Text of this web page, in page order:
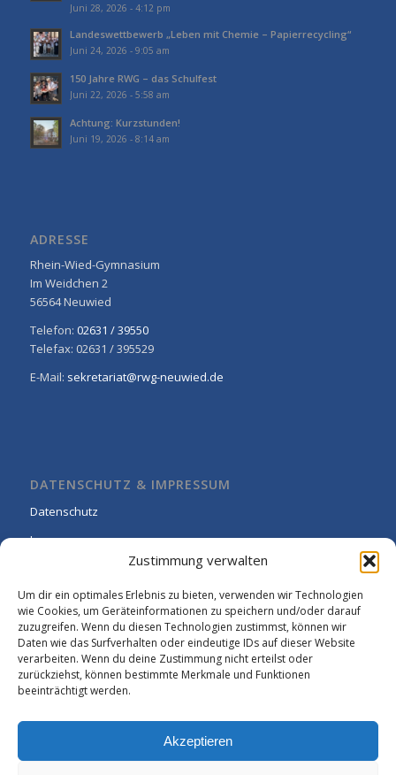
Zustimmung verwalten
Um dir ein optimales Erlebnis zu bieten, verwenden wir Technologien
wie Cookies, um Geräteinformationen zu speichern und/oder darauf
zuzugreifen. Wenn du diesen Technologien zustimmst, können wir
Daten wie das Surfverhalten oder eindeutige IDs auf dieser Website
verarbeiten. Wenn du deine Zustimmung nicht erteilst oder
zurückziehst, können bestimmte Merkmale und Funktionen
beeinträchtigt werden.
Akzeptieren
Juni 28, 2026 - 4:12 pm
Landeswettbewerb „Leben mit Chemie – Papierrecycling“
Juni 24, 2026 - 9:05 am
150 Jahre RWG – das Schulfest
Juni 22, 2026 - 5:58 am
Achtung: Kurzstunden!
Juni 19, 2026 - 8:14 am
ADRESSE
Rhein-Wied-Gymnasium
Im Weidchen 2
56564 Neuwied
Telefon: 02631 / 39550
Telefax: 02631 / 395529
E-Mail: sekretariat@rwg-neuwied.de
DATENSCHUTZ & IMPRESSUM
Datenschutz
Impressum
Cookie-Richtlinie (EU)